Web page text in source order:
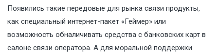
Появились такие передовые для рынка связи продукты,
как специальный интернет-пакет «Геймер» или
возможность обналичивать средства с банковских карт в
салоне связи оператора. А для моральной поддержки